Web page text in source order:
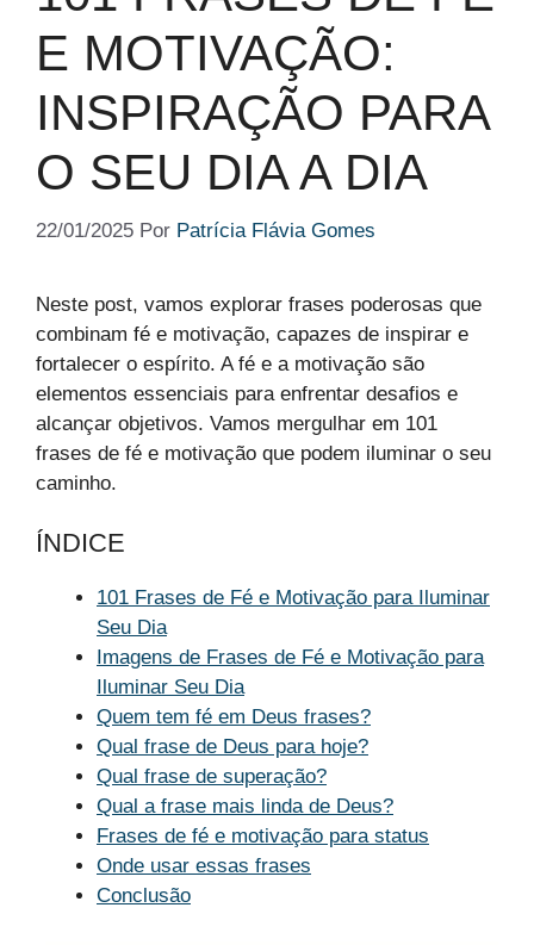
E MOTIVAÇÃO:
INSPIRAÇÃO PARA
O SEU DIA A DIA
22/01/2025 Por Patrícia Flávia Gomes
Neste post, vamos explorar frases poderosas que
combinam fé e motivação, capazes de inspirar e
fortalecer o espírito. A fé e a motivação são
elementos essenciais para enfrentar desafios e
alcançar objetivos. Vamos mergulhar em 101
frases de fé e motivação que podem iluminar o seu
caminho.
ÍNDICE
101 Frases de Fé e Motivação para Iluminar
Seu Dia
Imagens de Frases de Fé e Motivação para
Iluminar Seu Dia
Quem tem fé em Deus frases?
Qual frase de Deus para hoje?
Qual frase de superação?
Qual a frase mais linda de Deus?
Frases de fé e motivação para status
Onde usar essas frases
Conclusão